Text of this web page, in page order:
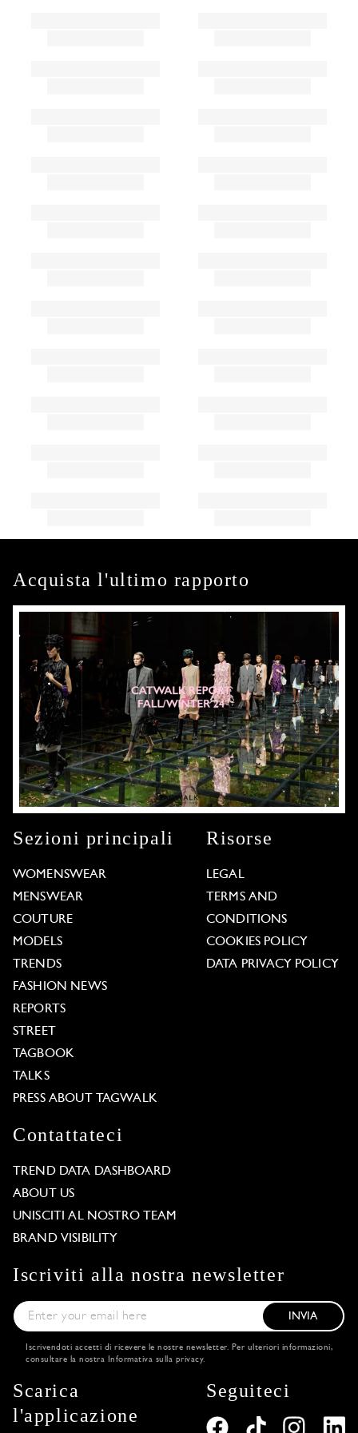
Acquista l'ultimo rapporto
Sezioni principali
WOMENSWEAR
MENSWEAR
COUTURE
MODELS
TRENDS
FASHION NEWS
REPORTS
STREET
TAGBOOK
TALKS
PRESS ABOUT TAGWALK
Risorse
LEGAL
TERMS AND
CONDITIONS
COOKIES POLICY
DATA PRIVACY POLICY
Contattateci
TREND DATA DASHBOARD
ABOUT US
UNISCITI AL NOSTRO TEAM
BRAND VISIBILITY
Iscriviti alla nostra newsletter
INVIA
Iscrivendoti accetti di ricevere le nostre newsletter. Per ulteriori informazioni,
consultare la nostra
Informativa sulla privacy.
Scarica
l'applicazione
Seguiteci